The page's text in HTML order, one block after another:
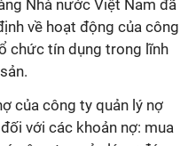
Nhà nước Việt Nam đã
về hoạt động của công
chức tín dụng trong lĩnh
của công ty quản lý nợ
với các khoản nợ: mua